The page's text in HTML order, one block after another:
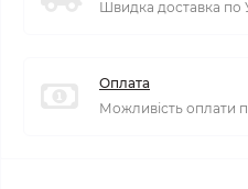
Швидка доставка по
Оплата
Можливість оплати